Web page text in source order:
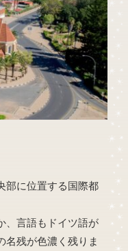
部に位置する国際都
、言語もドイツ語が
名残が色濃く残りま